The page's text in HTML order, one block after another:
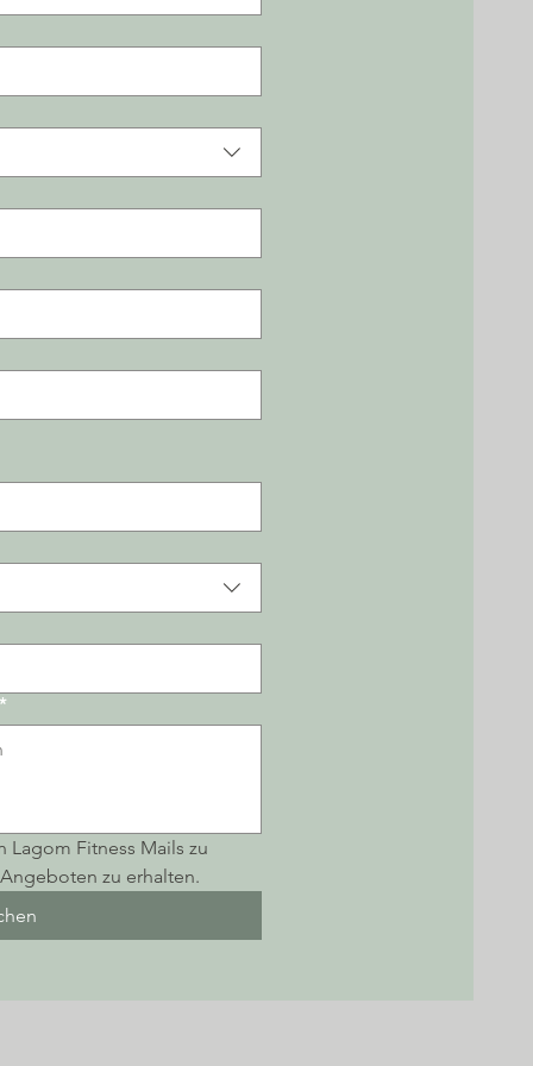
*
Lagom Fitness Mails zu
zu erhalten.